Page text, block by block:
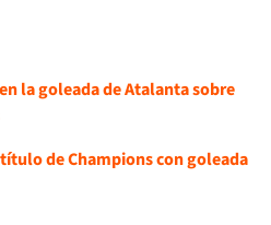
la goleada de Atalanta sobre
de Champions con goleada